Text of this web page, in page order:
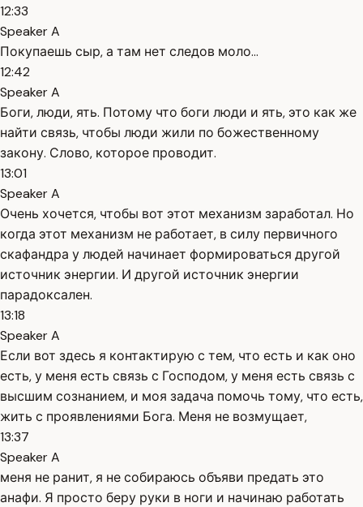
12:33
Speaker A
Покупаешь сыр, а там нет следов моло...
12:42
Speaker A
Боги, люди, ять. Потому что боги люди и ять, это как же
найти связь, чтобы люди жили по божественному
закону. Слово, которое проводит.
13:01
Speaker A
Очень хочется, чтобы вот этот механизм заработал. Но
когда этот механизм не работает, в силу первичного
скафандра у людей начинает формироваться другой
источник энергии. И другой источник энергии
парадоксален.
13:18
Speaker A
Если вот здесь я контактирую с тем, что есть и как оно
есть, у меня есть связь с Господом, у меня есть связь с
высшим сознанием, и моя задача помочь тому, что есть,
жить с проявлениями Бога. Меня не возмущает,
13:37
Speaker A
меня не ранит, я не собираюсь объяви предать это
анафи. Я просто беру руки в ноги и начинаю работать